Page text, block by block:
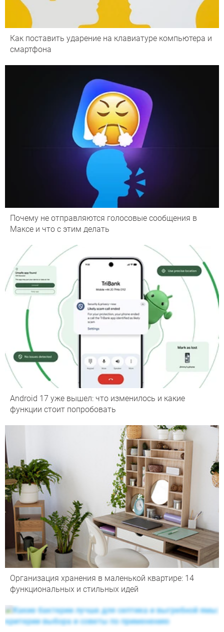
Как поставить ударение на клавиатуре компьютера и
смартфона
Почему не отправляются голосовые сообщения в
Максе и что с этим делать
Android 17 уже вышел: что изменилось и какие
функции стоит попробовать
Организация хранения в маленькой квартире: 14
функциональных и стильных идей